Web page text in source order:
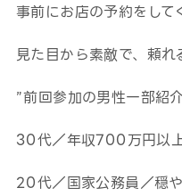
事前にお店の予約をし
見た目から素敵で、頼れ
”前回参加の男性一部紹
30代／年収700万円以
20代／国家公務員／穏